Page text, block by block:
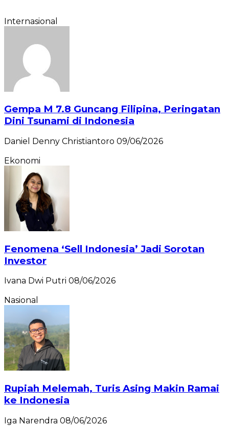
Internasional
Gempa M 7.8 Guncang Filipina, Peringatan
Dini Tsunami di Indonesia
Daniel Denny Christiantoro 09/06/2026
Ekonomi
Fenomena ‘Sell Indonesia’ Jadi Sorotan
Investor
Ivana Dwi Putri 08/06/2026
Nasional
Rupiah Melemah, Turis Asing Makin Ramai
ke Indonesia
Iga Narendra 08/06/2026